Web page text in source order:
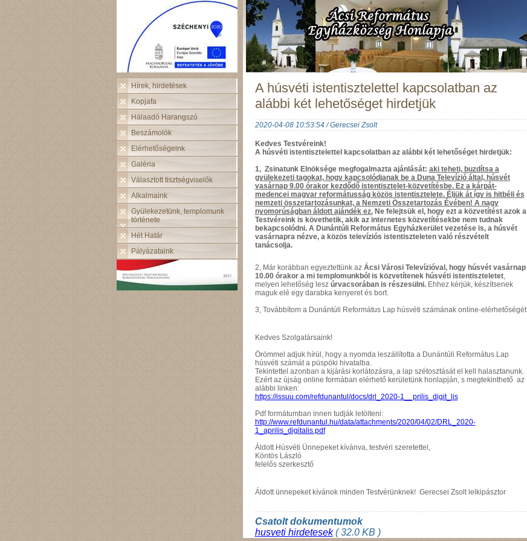
Hírek, hirdetések
Kopjafa
Hálaadó Harangszó
Beszámolók
Elérhetőségeink
Galéria
Választott tisztségviselők
Alkalmaink
Gyülekezetünk, templomunk
története
Hét Határ
Pályázataink
A húsvéti istentisztelettel kapcsolatban az
alábbi két lehetőséget hirdetjük
2020-04-08 10:53:54 / Gerecsei Zsolt
Kedves Testvéreink!
A húsvéti istentisztelettel kapcsolatban az alábbi két lehetőséget hirdetjük:
1, Zsinatunk Elnöksége megfogalmazta ajánlását: aki teheti, buzdítsa a
gyülekezeti tagokat, hogy kapcsolódjanak be a Duna Televízió által, húsvét
vasárnap 9.00 órakor kezdődő istentisztelet-közvetítésbe. Ez a kárpát-
medencei magyar reformátusság közös istentisztelete. Éljük át így is hitbéli és
nemzeti összetartozásunkat, a Nemzeti Összetartozás Évében! A nagy
nyomorúságban áldott ajándék ez.Ne felejtsük el, hogy ezt a közvetítést azok a
Testvéreink is követhetik, akik az internetes közvetítésekbe nem tudnak
bekapcsolódni. A Dunántúli Református Egyházkerület vezetése is, a húsvét
vasárnapra nézve, a közös televíziós istentiszteleten való részvételt
tanácsolja.
2, Már korábban egyeztettünk az Ácsi Városi Televízióval, hogy húsvét vasárnap
10.00 órakor a mi templomunkból is közvetítenek húsvéti istentiszteletet,
melyen lehetőség lesz úrvacsorában is részesülni.Ehhez kérjük, készítsenek
maguk elé egy darabka kenyeret és bort.
3, Továbbítom a Dunántúli Református Lap húsvéti számának online-elérhetőségét
Kedves Szolgatársaink!
Örömmel adjuk hírül, hogy a nyomda leszállította a Dunántúli Református Lap
húsvéti számát a püspöki hivatalba.
Tekintettel azonban a kijárási korlátozásra, a lap szétosztását el kell halasztanunk.
Ezért az újság online formában elérhető kerületünk honlapján, s megtekinthető az
alábbi linken:
https://issuu.com/refdunantul/docs/drl_2020-1__prilis_digit_lis
Pdf formátumban innen tudják letölteni:
http://www.refdunantul.hu/data/attachments/2020/04/02/DRL_2020-
1_aprilis_digitalis.pdf
Áldott Húsvéti Ünnepeket kívánva, testvéri szeretettel,
Köntös László
felelős szerkesztő
Áldott ünnepeket kívánok minden Testvérünknek! Gerecsei Zsolt lelkipásztor
Csatolt dokumentumok
husveti hirdetesek( 32.0 KB )